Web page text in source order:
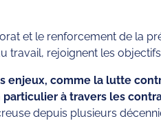
et le renforcement de la
rejoignent les objectifs
enjeux, comme la lutte
à travers les
depuis plusieurs